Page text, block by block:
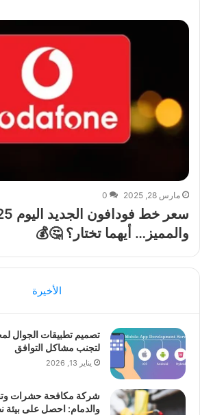
مارس 28, 2025 0
والمميز… أيهما تختار؟ 🤔💰
الأخيرة
تصميم تطبيقات الجوال
لتجنب مشاكل التوافق
يناير 13, 2026
شركة مكافحة حشرات
والدمام: احصل على بيئة